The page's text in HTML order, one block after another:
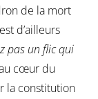
de la mort
d’ailleurs
pas un flic qui
cœur du
la constitution